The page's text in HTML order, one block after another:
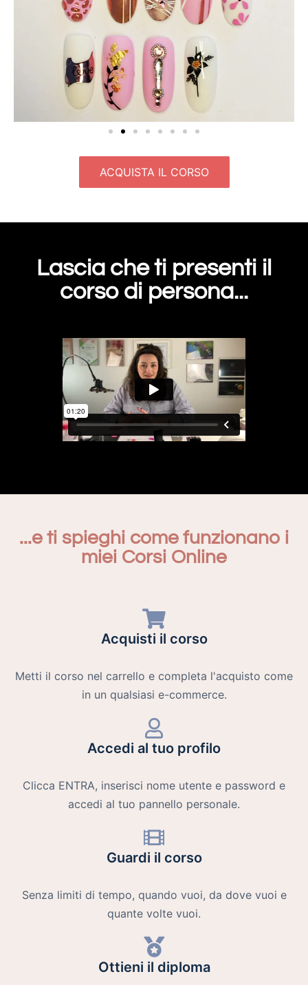
ACQUISTA IL CORSO
Lascia che ti presenti il
corso di persona...
...e ti spieghi come funzionano i
miei Corsi Online
Acquisti il corso
Metti il corso nel carrello e completa l'acquisto come
in un qualsiasi e-commerce.
Accedi al tuo profilo
Clicca ENTRA, inserisci nome utente e password e
accedi al tuo pannello personale.
Guardi il corso
Senza limiti di tempo, quando vuoi, da dove vuoi e
quante volte vuoi.
Ottieni il diploma